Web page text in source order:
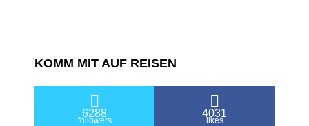
KOMM MIT AUF REISEN
6288
followers
4031
likes